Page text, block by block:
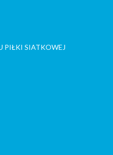
PIŁKI SIATKOWEJ